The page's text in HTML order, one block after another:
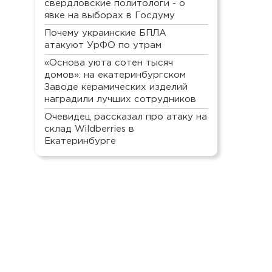
свердловские политологи - о
явке на выборах в Госдуму
Почему украинские БПЛА
атакуют УрФО по утрам
«Основа уюта сотен тысяч
домов»: на екатеринбургском
Заводе керамических изделий
наградили лучших сотрудников
Очевидец рассказал про атаку на
склад Wildberries в
Екатеринбурге